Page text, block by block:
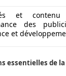
se veut
compétant.
MGS5
et contenu
des
et
essentielles de la